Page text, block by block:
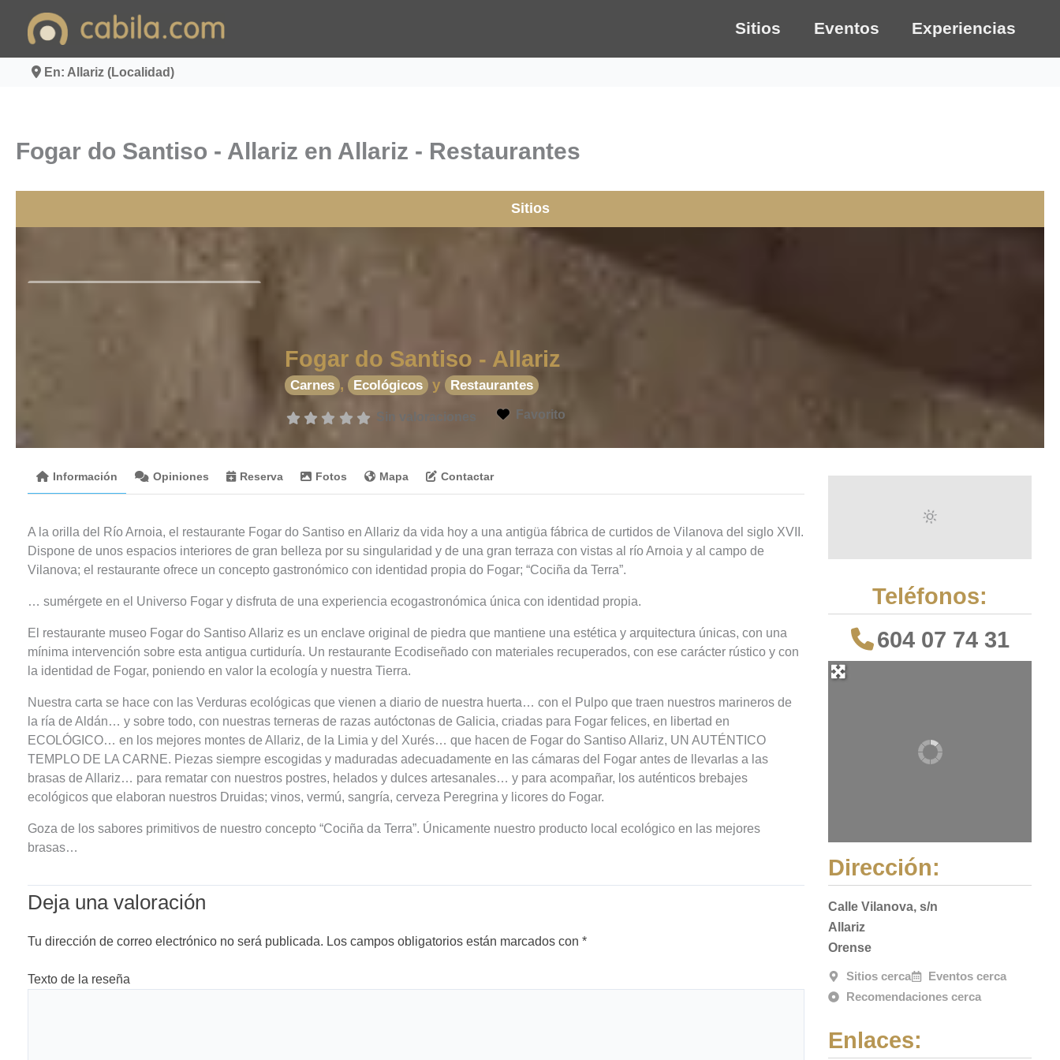
Sitios Eventos Experiencias
En: Allariz (Localidad)
Fogar do Santiso - Allariz en Allariz - Restaurantes
Sitios
Fogar do Santiso - Allariz
Carnes , Ecológicos y Restaurantes
Sin valoraciones Favorito
Información Opiniones Reserva Fotos Mapa Contactar
A la orilla del Río Arnoia, el restaurante Fogar do Santiso en Allariz da vida hoy a una antigüa fábrica de curtidos de Vilanova del siglo XVII.
Dispone de unos espacios interiores de gran belleza por su singularidad y de una gran terraza con vistas al río Arnoia y al campo de
Vilanova; el restaurante ofrece un concepto gastronómico con identidad propia do Fogar; “Cociña da Terra”.
… sumérgete en el Universo Fogar y disfruta de una experiencia ecogastronómica única con identidad propia.
El restaurante museo Fogar do Santiso Allariz es un enclave original de piedra que mantiene una estética y arquitectura únicas, con una
mínima intervención sobre esta antigua curtiduría. Un restaurante Ecodiseñado con materiales recuperados, con ese carácter rústico y con
la identidad de Fogar, poniendo en valor la ecología y nuestra Tierra.
Nuestra carta se hace con las Verduras ecológicas que vienen a diario de nuestra huerta… con el Pulpo que traen nuestros marineros de
la ría de Aldán… y sobre todo, con nuestras terneras de razas autóctonas de Galicia, criadas para Fogar felices, en libertad en
ECOLÓGICO… en los mejores montes de Allariz, de la Limia y del Xurés… que hacen de Fogar do Santiso Allariz, UN AUTÉNTICO
TEMPLO DE LA CARNE. Piezas siempre escogidas y maduradas adecuadamente en las cámaras del Fogar antes de llevarlas a las
brasas de Allariz… para rematar con nuestros postres, helados y dulces artesanales… y para acompañar, los auténticos brebajes
ecológicos que elaboran nuestros Druidas; vinos, vermú, sangría, cerveza Peregrina y licores do Fogar.
Goza de los sabores primitivos de nuestro concepto “Cociña da Terra”. Únicamente nuestro producto local ecológico en las mejores
brasas…
Deja una valoración
Tu dirección de correo electrónico no será publicada. Los campos obligatorios están marcados con *
Texto de la reseña
Teléfonos:
604 07 74 31
Dirección:
Calle Vilanova, s/n
Allariz
Orense
Sitios cerca
Eventos cerca
Recomendaciones cerca
Enlaces: